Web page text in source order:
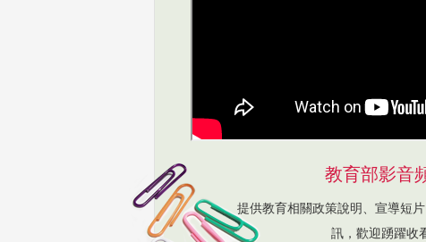
教育部影音
提供教育相關政策說明、宣導短
訊，歡迎踴躍收